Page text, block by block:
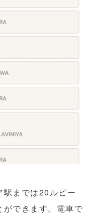
駅までは20ルピー
できます。電車で